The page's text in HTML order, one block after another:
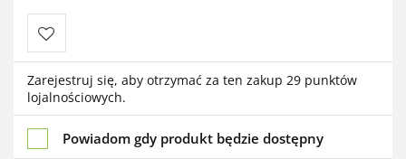
Do
przechowalni
Zarejestruj się, aby otrzymać za ten zakup 29 punktów
lojalnościowych.
Powiadom gdy produkt będzie dostępny